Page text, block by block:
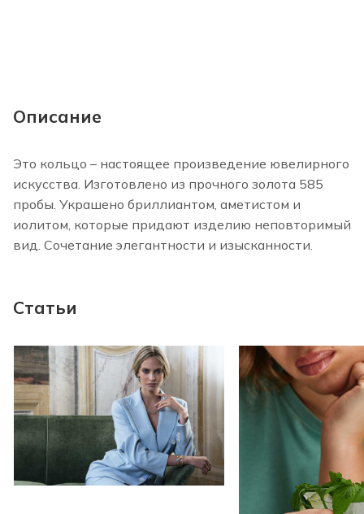
Описание
Это кольцо – настоящее произведение ювелирного
искусства. Изготовлено из прочного золота 585
пробы. Украшено бриллиантом, аметистом и
иолитом, которые придают изделию неповторимый
вид. Сочетание элегантности и изысканности.
Статьи